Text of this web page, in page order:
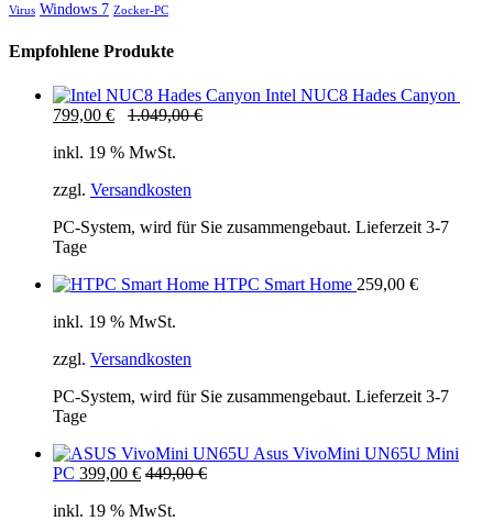
Virus Windows 7 Zocker-PC
Empfohlene Produkte
Intel NUC8 Hades Canyon
799,00 € 1.049,00€
inkl. 19 % MwSt.
zzgl. Versandkosten
PC-System, wird für Sie zusammengebaut. Lieferzeit 3-7
Tage
HTPC Smart Home 259,00 €
inkl. 19 % MwSt.
zzgl. Versandkosten
PC-System, wird für Sie zusammengebaut. Lieferzeit 3-7
Tage
Asus VivoMini UN65U Mini
PC 399,00 € 449,00€
inkl. 19 % MwSt.